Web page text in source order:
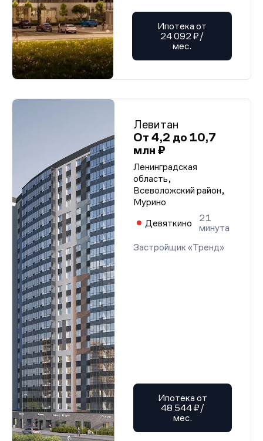
Ипотека от
24 092 ₽/
мес.
Левитан
От 4,2 до 10,7
млн ₽
Ленинградская
область,
Всеволожский район,
Мурино
Девяткино
21
минута
Застройщик «Тренд»
Ипотека от
48 544 ₽/
мес.